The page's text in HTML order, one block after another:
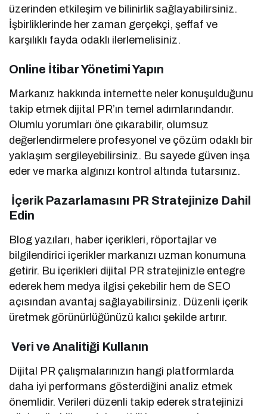
üzerinden etkileşim ve bilinirlik sağlayabilirsiniz.
İşbirliklerinde her zaman gerçekçi, şeffaf ve
karşılıklı fayda odaklı ilerlemelisiniz.
Online İtibar Yönetimi Yapın
Markanız hakkında internette neler konuşulduğunu
takip etmek dijital PR’ın temel adımlarındandır.
Olumlu yorumları öne çıkarabilir, olumsuz
değerlendirmelere profesyonel ve çözüm odaklı bir
yaklaşım sergileyebilirsiniz. Bu sayede güven inşa
eder ve marka algınızı kontrol altında tutarsınız.
İçerik Pazarlamasını PR Stratejinize Dahil
Edin
Blog yazıları, haber içerikleri, röportajlar ve
bilgilendirici içerikler markanızı uzman konumuna
getirir. Bu içerikleri dijital PR stratejinizle entegre
ederek hem medya ilgisi çekebilir hem de SEO
açısından avantaj sağlayabilirsiniz. Düzenli içerik
üretmek görünürlüğünüzü kalıcı şekilde artırır.
Veri ve Analitiği Kullanın
Dijital PR çalışmalarınızın hangi platformlarda
daha iyi performans gösterdiğini analiz etmek
önemlidir. Verileri düzenli takip ederek stratejinizi